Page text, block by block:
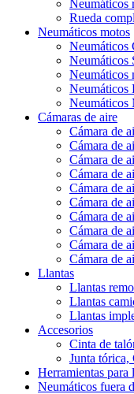
Neumáticos
Rueda
Neumáticos motos
Neumáticos
Neumáticos
Neumáticos
Neumáticos
Neumáticos
Cámaras de aire
Cámara de
Cámara de
Cámara de
Cámara de
Cámara de
Cámara de
Cámara de
Cámara de
Cámara de
Cámara de
Llantas
Llantas
Llantas
Llantas
Accesorios
Cinta de
Junta
Herramientas para
Neumáticos fuera